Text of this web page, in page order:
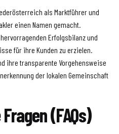
als Marktführer und
einen Namen gemacht.
Erfolgsbilanz und
für ihre Kunden zu erzielen.
ihre transparente Vorgehensweise
der lokalen Gemeinschaft
(FAQs)